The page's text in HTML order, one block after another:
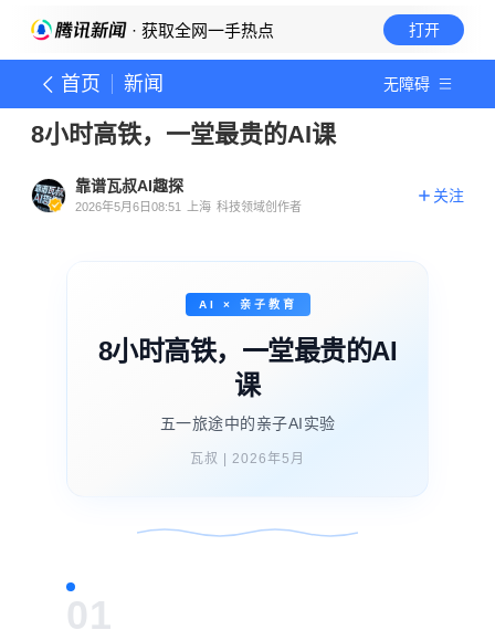
· 获取全网一手热点 打开
首页 新闻 无障碍
8小时高铁，一堂最贵的AI课
靠谱瓦叔AI趣探
2026年5月6日08:51 上海 科技领域创作者
关注
AI × 亲子教育
8小时高铁，一堂最贵的AI
课
五一旅途中的亲子AI实验
瓦叔 | 2026年5月
01